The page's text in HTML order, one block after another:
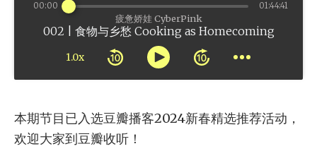
疲惫娇娃 CyberPink
002 | 食物与乡愁 Cooking as Homecoming
1.0x
00:00 01:44:41
本期节目已入选豆瓣播客2024新春精选推荐活动，
欢迎大家到豆瓣收听！